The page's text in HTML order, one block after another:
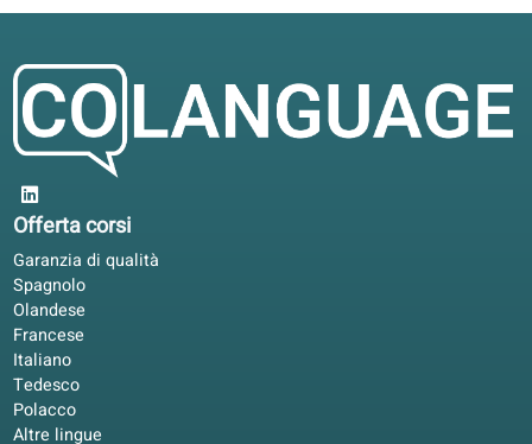
Questo libro segue i livelli linguistici ufficiali?
Cosa imparerò?